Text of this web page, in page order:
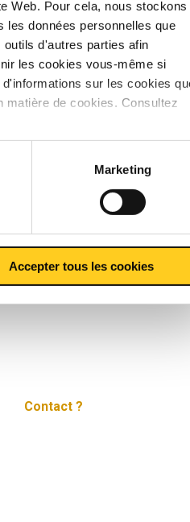
Web. Pour cela, nous stockons
les données personnelles que
d'autres parties afin
les cookies vous-même si
sur les cookies
matière de cookies. Consultez
Marketing
Accepter tous les cookies
Contact ?